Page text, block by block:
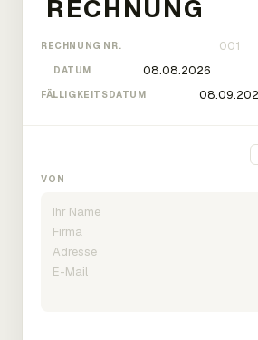
RECHNUNG NR.
DATUM
FÄLLIGKEITSDATUM
VON